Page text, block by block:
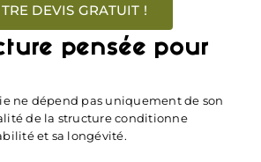
DEVIS GRATUIT !
pensée pour
ne dépend pas uniquement de son
de la structure conditionne
et sa longévité.